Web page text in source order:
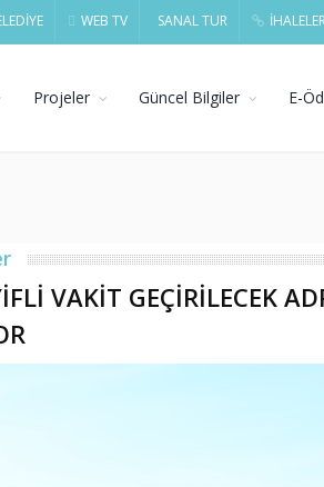
WEB TV SANAL TUR
Projeler Güncel Bilgiler E-
VAKİT GEÇİRİLECEK